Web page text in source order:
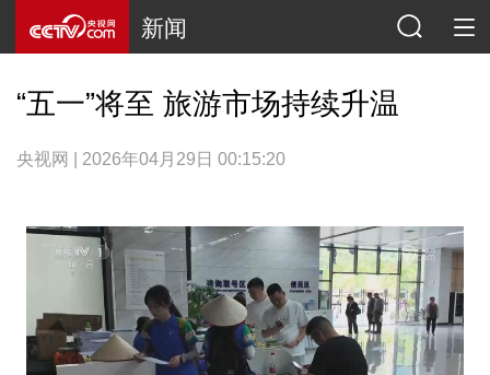
新闻
“五一”将至 旅游市场持续升温
央视网 | 2026年04月29日 00:15:20